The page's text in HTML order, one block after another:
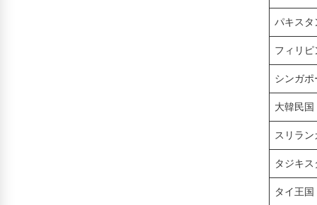
パキスタ
フィリピ
シンガポ
大韓民国
スリラ
タジキ
タイ王国